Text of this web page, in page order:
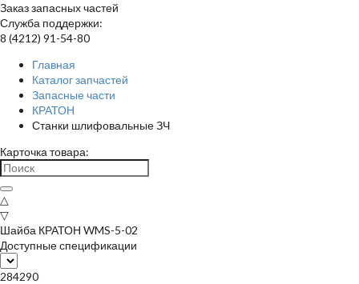
Заказ запасных частей
Служба поддержки:
8 (4212) 91-54-80
Главная
Каталог запчастей
Запасные части
КРАТОН
Станки шлифовальные ЗЧ
Карточка товара:
△
▽
Шайба КРАТОН WMS-5-02
Доступные спецификации
284290